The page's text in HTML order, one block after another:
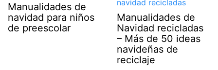
Manualidades de
navidad para niños
de preescolar
Manualidades de
Navidad recicladas
– Más de 50 ideas
navideñas de
reciclaje